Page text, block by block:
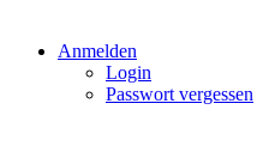
Anmelden
Login
Passwort vergessen